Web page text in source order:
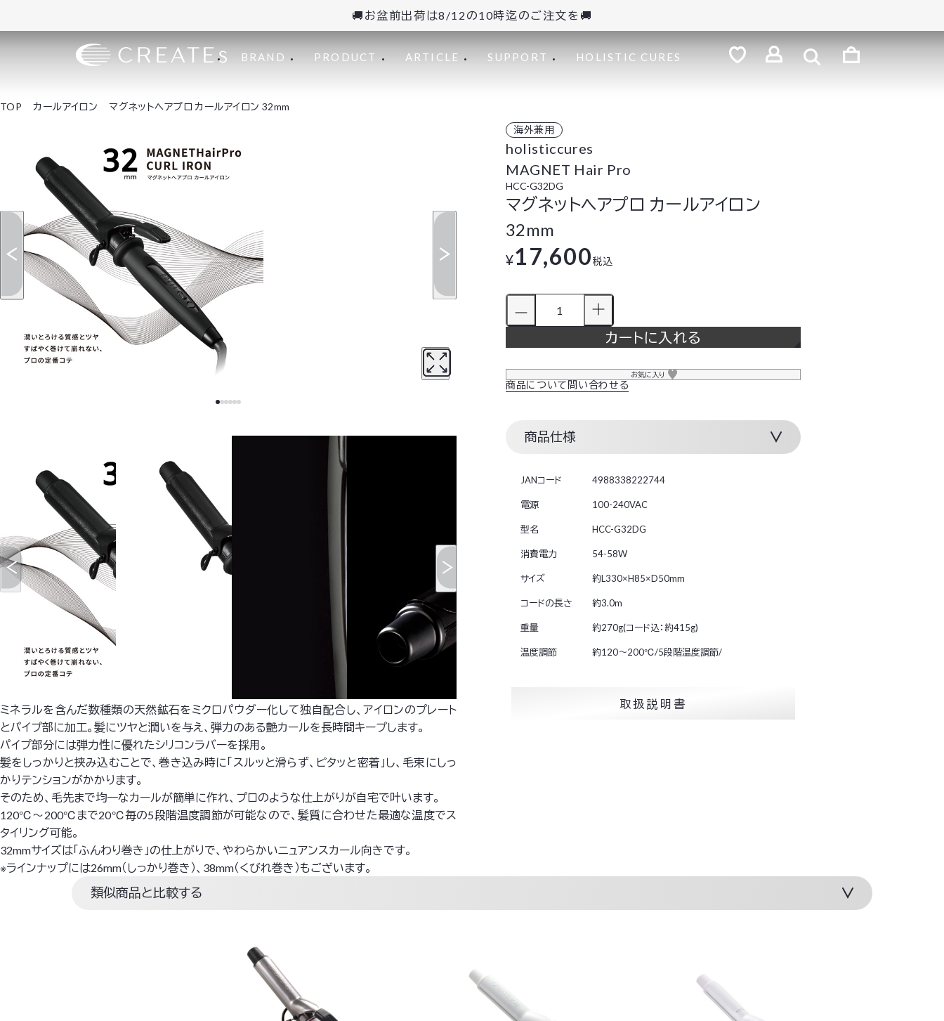
🚚お盆前出荷は8/12の10時迄のご注文を🚚
BRAND PRODUCT ARTICLE SUPPORT HOLISTIC CURES
TOP カールアイロン マグネットヘアプロ カールアイロン 32mm
ミネラルを含んだ数種類の天然鉱石をミクロパウダー化して独自配合し、アイロンのプレート
とパイプ部に加工。髪にツヤと潤いを与え、弾力のある艶カールを長時間キープします。
パイプ部分には弾力性に優れたシリコンラバーを採用。
髪をしっかりと挟み込むことで、巻き込み時に「スルッと滑らず、ピタッと密着」し、毛束にしっ
かりテンションがかかります。
そのため、毛先まで均一なカールが簡単に作れ、プロのような仕上がりが自宅で叶います。
120℃～200℃まで20℃毎の5段階温度調節が可能なので、髪質に合わせた最適な温度でス
タイリング可能。
32mmサイズは「ふんわり巻き」の仕上がりで、やわらかいニュアンスカール向きです。
※ラインナップには26mm（しっかり巻き）、38mm（くびれ巻き）もございます。
海外兼用
holisticcures
MAGNET Hair Pro
HCC-G32DG
マグネットヘアプロ カールアイロン
32mm
¥17,600税込
カートに入れる
お気に入り
商品について問い合わせる
商品仕様
JANコード 4988338222744
電源 100-240VAC
型名 HCC-G32DG
消費電力 54-58W
サイズ 約L330×H85×D50mm
コードの長さ 約3.0m
重量 約270g(コード込：約415g)
温度調節 約120～200℃/5段階温度調節/
取扱説明書
類似商品と比較する